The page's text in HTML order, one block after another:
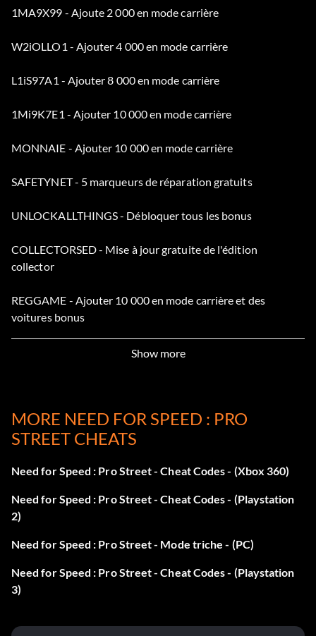
1MA9X99 - Ajoute 2 000 en mode carrière
W2iOLLO1 - Ajouter 4 000 en mode carrière
L1iS97A1 - Ajouter 8 000 en mode carrière
1Mi9K7E1 - Ajouter 10 000 en mode carrière
MONNAIE - Ajouter 10 000 en mode carrière
SAFETYNET - 5 marqueurs de réparation gratuits
UNLOCKALLTHINGS - Débloquer tous les bonus
COLLECTORSED - Mise à jour gratuite de l'édition
collector
REGGAME - Ajouter 10 000 en mode carrière et des
voitures bonus
ZEROZEROZERO - Débloquer la Volkswagen Golf GTI
MITSUBISHIGOFAR - Débloquer Mitsubishi Lancer
Lithium Dodge Viper
HORSEPOWER - Débloquer le vinyle bonus K&N
CASTROLSYNTEC - Débloquer le vinyle Castrol Syntec
Show more
MORE NEED FOR SPEED : PRO
STREET CHEATS
Need for Speed : Pro Street - Cheat Codes - (Xbox 360)
Need for Speed : Pro Street - Cheat Codes - (Playstation
2)
Need for Speed : Pro Street - Mode triche - (PC)
Need for Speed : Pro Street - Cheat Codes - (Playstation
3)